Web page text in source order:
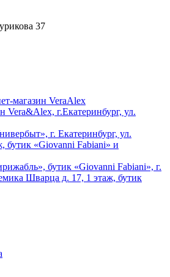
37
магазин VeraAlex
Vera&Alex, г.Екатеринбург, ул.
г. Екатеринбург, ул.
бутик «Giovanni Fabiani» и
бутик «Giovanni Fabiani», г.
Шварца д. 17, 1 этаж, бутик